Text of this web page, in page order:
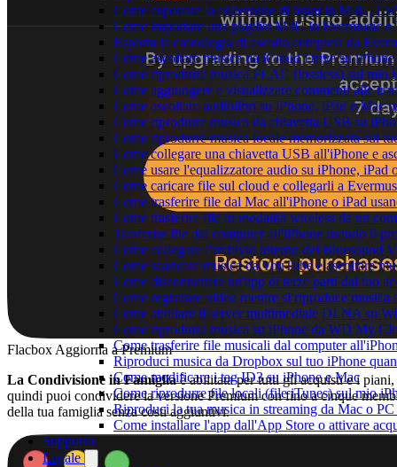
Come esportare la collezione di brani in M3U,
Come importare una playlist M3U in Evermusic e
Esporta la cronologia di ascolto completa da
Come ascoltare musica da iCloud Drive su
Come riprodurre musica FLAC (lossless) sul mio
Come aggiungere e visualizzare commenti alle
Come ascoltare audiolibri su iPhone, iPad e Mac
Come riprodurre musica da chiavetta USB su
Come riprodurre musica locale memorizzata sul
Come collegare una chiavetta USB all'iPhone e
Come usare l'equalizzatore audio su iPhone,
Come caricare file sul cloud e collegarli a
Come trasferire file dal Mac all'iPhone o iPad
Come trasferire file in modalità wireless da un
Trasferire file dal computer all'iPhone usando il
Come collegare l'archivio interno del Bluesound
Come scaricare musica da YouTube e ascoltare
Come disconnettere un'app di terze parti dal tuo
Come registrare video mentre si riproduce musica
Come abilitare il server multimediale DLNA su
Come riprodurre musica su iPhone da WD My
Come trasferire file musicali dal computer
Riproduci musica da Dropbox sul tuo iPhone
Come modificare i tag ID3 su iPhone e Mac
Come riprodurre file locali (file iTunes) sul mio
Riproduci la tua musica in streaming da Mac o
Come installare l'app dall'App Store o attivare
Supporto
Legale
Flacbox Aggiorna a Premium
La Condivisione in Famigliaè abilitata per tutti gli acquisti e i piani,
quindi puoi condividere la versione Premium con fino a cinque
della tua famiglia senza costi aggiuntivi.